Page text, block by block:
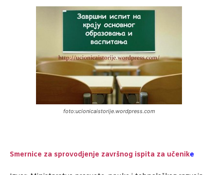
foto:ucionicaistorije.wordpress.com
Smernice za sprovodjenje završnog ispita za učenike